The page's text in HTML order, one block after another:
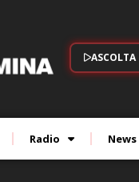
ASCOLTA
Radio News